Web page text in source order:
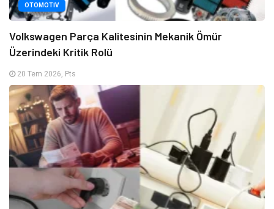
OTOMOTIV
Volkswagen Parça Kalitesinin Mekanik Ömür
Üzerindeki Kritik Rolü
20 Tem 2026, Pts